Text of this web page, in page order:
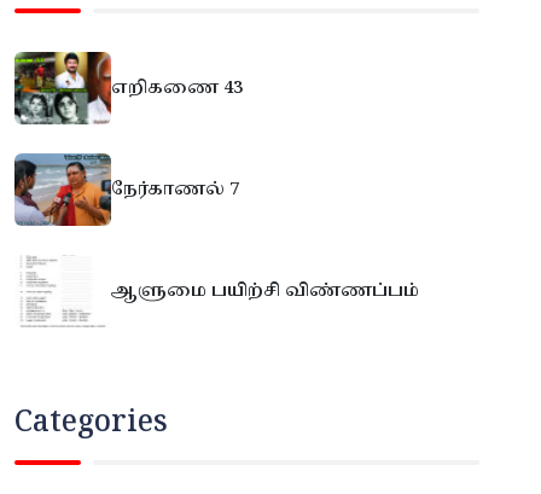
எறிகணை 43
நேர்காணல் 7
ஆளுமை பயிற்சி விண்ணப்பம்
Categories